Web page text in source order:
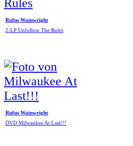
Rufus Wainwright
2-LP Unfollow The Rules
Rufus Wainwright
DVD Milwaukee At Last!!!